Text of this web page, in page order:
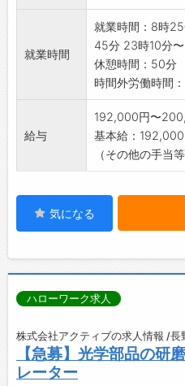
就業時間
就業時間：8時
45分 23時10分
休憩時間：50分
時間外労働時間
給与
192,000円〜
基本給：
（その他の手当
気になる
ハローワーク求人
株式会社アクティブの求人情報 /長
【急募】光学部品の研
レーター